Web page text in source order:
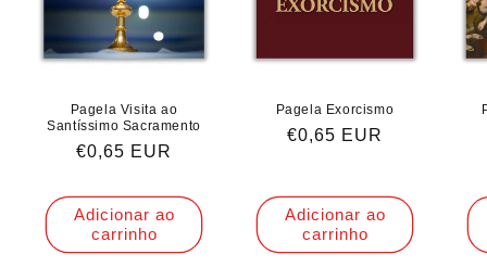
Pagela Visita ao
Santíssimo Sacramento
Preço
€0,65 EUR
Adicionar ao
carrinho
Pagela Exorcismo
Preço
€0,65 EUR
Adicionar ao
carrinho